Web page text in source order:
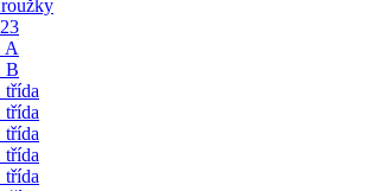
A
B
třída
třída
třída
třída
třída